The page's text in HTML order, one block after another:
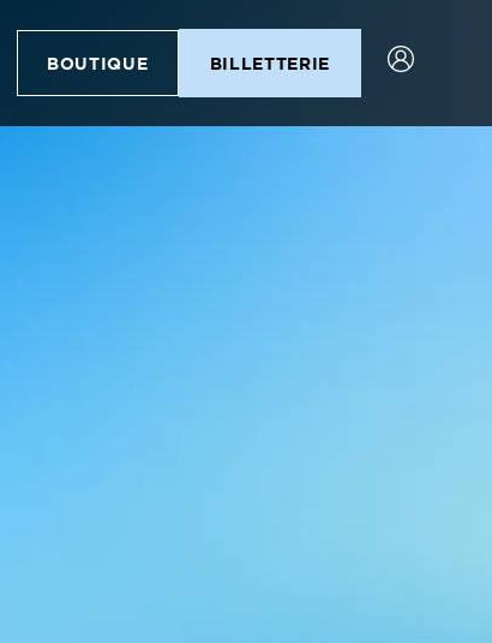
BOUTIQUE BILLETTERIE